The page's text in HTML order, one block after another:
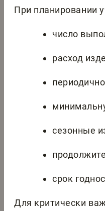
При планировании
число
расход
сезонные
срок
Для критически